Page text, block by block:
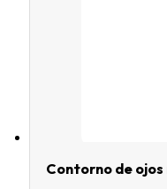
Contorno de